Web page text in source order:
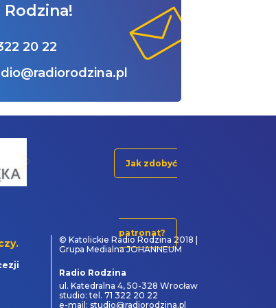
Rodzina!
20 22
Jak zdobyć
patronat?
© Katolickie Radio Rodzina 2018 |
Grupa Medialna JOHANNEUM
Radio Rodzina
ul. Katedralna 4, 50-328 Wrocław
studio: tel. 71 322 20 22
e-mail: studio@radiorodzina.pl